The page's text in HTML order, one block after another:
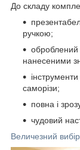
До складу
ручкою;
оброблений
нанесеними
саморізи;
повна і
чудовий
Величезний